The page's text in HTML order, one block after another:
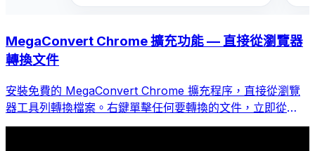
MegaConvert Chrome 擴充功能 — 直接從瀏覽器
轉換文件
安裝免費的 MegaConvert Chrome 擴充程序，直接從瀏覽
器工具列轉換檔案。右鍵單擊任何要轉換的文件，立即從
Chrome 存取所有工具。